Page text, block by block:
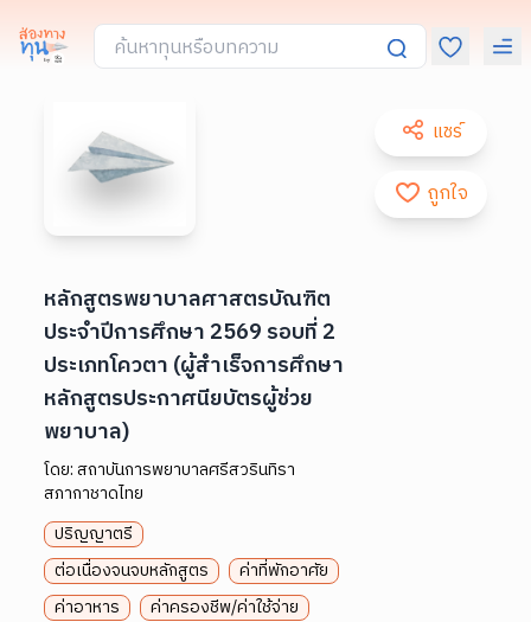
แชร์
ถูกใจ
หลักสูตรพยาบาลศาสตรบัณฑิต
ประจำปีการศึกษา 2569 รอบที่ 2
ประเภทโควตา (ผู้สำเร็จการศึกษา
หลักสูตรประกาศนียบัตรผู้ช่วย
พยาบาล)
โดย:สถาบันการพยาบาลศรีสวรินทิรา
สภากาชาดไทย
ปริญญาตรี
ต่อเนื่องจนจบหลักสูตร
ค่าที่พักอาศัย
ค่าอาหาร
ค่าครองชีพ/ค่าใช้จ่าย